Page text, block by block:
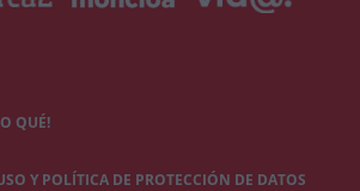
QUÉ!
Y POLÍTICA DE PROTECCIÓN DE DATOS